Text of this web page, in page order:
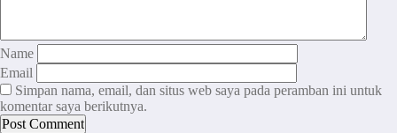
Name
Email
Simpan nama, email, dan situs web saya pada peramban ini untuk
komentar saya berikutnya.